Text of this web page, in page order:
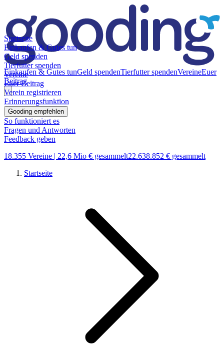
Einkaufen & Gutes tunGeld spendenTierfutter spendenVereineEuer
Beitrag
Startseite
Einkaufen & Gutes tun
Geld spenden
Tierfutter spenden
Vereine
Euer Beitrag
Verein registrieren
Erinnerungsfunktion
Gooding empfehlen
So funktioniert es
Fragen und Antworten
Feedback geben
18.355 Vereine | 22,6 Mio € gesammelt22.638.852 € gesammelt
Startseite